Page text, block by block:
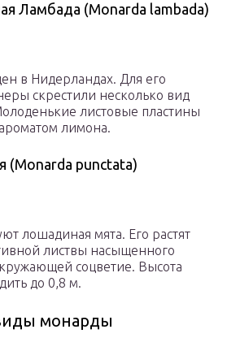
Ламбада (Monarda lambada)
в Нидерландах. Для его
скрестили несколько вид
листовые пластины
лимона.
(Monarda punctata)
лошадиная мята. Его растят
листвы насыщенного
соцветие. Высота
до 0,8 м.
монарды